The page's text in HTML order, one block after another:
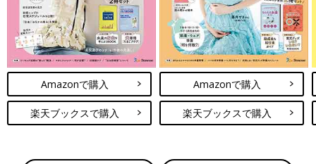
Amazonで購入
楽天ブックスで購入
Amazonで購入
楽天ブックスで購入